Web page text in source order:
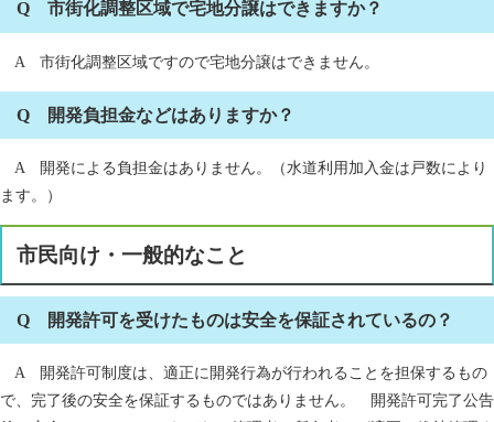
Q 市街化調整区域で宅地分譲はできますか？
A 市街化調整区域ですので宅地分譲はできません。
Q 開発負担金などはありますか？
A 開発による負担金はありません。（水道利用加入金は戸数により
ます。）
市民向け・一般的なこと
Q 開発許可を受けたものは安全を保証されているの？
A 開発許可制度は、適正に開発行為が行われることを担保するもの
で、完了後の安全を保証するものではありません。 開発許可完了公告